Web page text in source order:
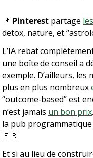
📌 Pinterest partage
detox, nature, et
L’IA rebat
une boîte de conseil a
exemple. D’ailleurs,
plus en plus nombreux
“outcome-based” est
n’est jamais un bon prix
la pub
🇫🇷
Et si au lieu de